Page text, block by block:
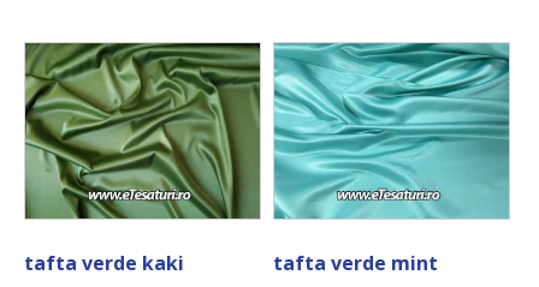
tafta verde kaki tafta verde mint